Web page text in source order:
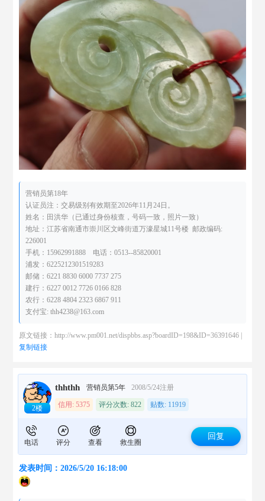
营销员第18年
认证员注：交易级别有效期至2026年11月24日。
姓名：田洪华（已通过身份核查，号码一致，照片一致）
地址：江苏省南通市崇川区文峰街道万濠星城11号楼 邮政编码:
226001
手机：15962991888 电话：0513--85820001
浦发：6225212301519283
邮储：6221 8830 6000 7737 275
建行：6227 0012 7726 0166 828
农行：6228 4804 2323 6867 911
支付宝: thh4238@163.com
原文链接：http://www.pm001.net/dispbbs.asp?boardID=198&ID=36391646 |
复制链接
2楼
thhthh 营销员第5年 2008/5/24注册
信用: 5375 评分次数: 822 贴数: 11919
电话 评分 查看 救生圈
回复
发表时间：2026/5/20 16:18:00